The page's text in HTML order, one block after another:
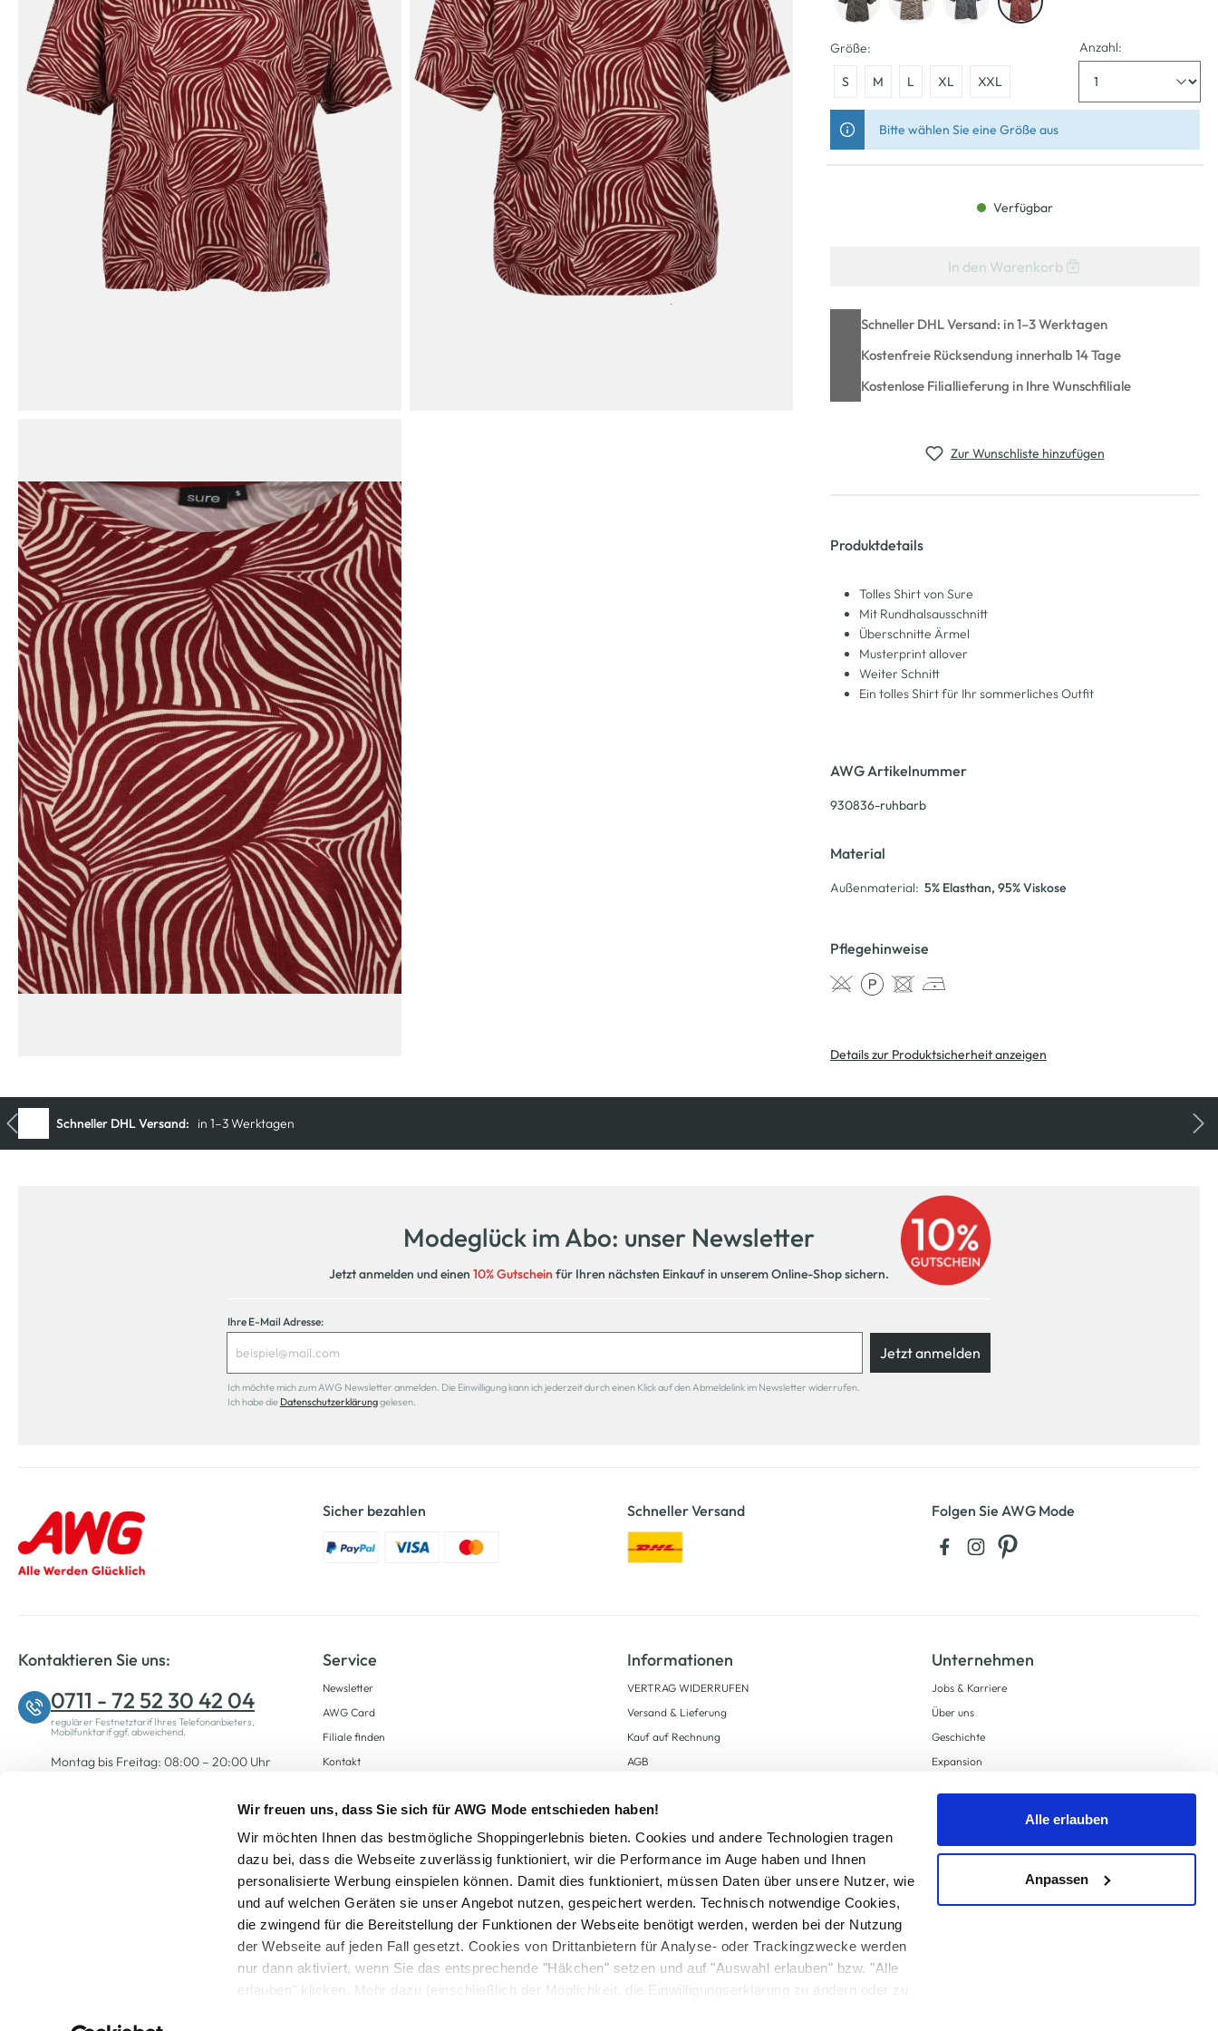
Wir freuen uns, dass Sie sich für AWG Mode entschieden haben!
Wir möchten Ihnen das bestmögliche Shoppingerlebnis bieten. Cookies und andere Technologien tragen
dazu bei, dass die Webseite zuverlässig funktioniert, wir die Performance im Auge haben und Ihnen
personalisierte Werbung einspielen können. Damit dies funktioniert, müssen Daten über unsere Nutzer, wie
und auf welchen Geräten sie unser Angebot nutzen, gespeichert werden. Technisch notwendige Cookies,
die zwingend für die Bereitstellung der Funktionen der Webseite benötigt werden, werden bei der Nutzung
der Webseite auf jeden Fall gesetzt. Cookies von Drittanbietern für Analyse- oder Trackingzwecke werden
nur dann aktiviert, wenn Sie das entsprechende "Häkchen" setzen und auf "Auswahl erlauben" bzw. "Alle
erlauben" klicken. Mehr dazu (einschließlich der Möglichkeit, die Einwilligungserklärung zu ändern oder zu
Alle erlauben
Anpassen
Größe:
S M L XL XXL
Anzahl:
Bitte wählen Sie eine Größe aus
Verfügbar
In den Warenkorb
Schneller DHL Versand: in 1–3 Werktagen
Kostenfreie Rücksendung innerhalb 14 Tage
Kostenlose Filiallieferung in Ihre Wunschfiliale
Zur Wunschliste hinzufügen
Produktdetails
Tolles Shirt von Sure
Mit Rundhalsausschnitt
Überschnitte Ärmel
Musterprint allover
Weiter Schnitt
Ein tolles Shirt für Ihr sommerliches Outfit
AWG Artikelnummer
930836-ruhbarb
Material
Außenmaterial: 5% Elasthan, 95% Viskose
Pflegehinweise
Details zur Produktsicherheit anzeigen
Modeglück im Abo: unser Newsletter
Jetzt anmelden und einen 10% Gutschein für Ihren nächsten Einkauf in unserem Online-Shop sichern.
Ihre E-Mail Adresse:
Jetzt anmelden
Ich möchte mich zum AWG Newsletter anmelden. Die Einwilligung kann ich jederzeit durch einen Klick auf den Abmeldelink im Newsletter widerrufen.
Ich habe die Datenschutzerklärunggelesen.
Sicher bezahlen Schneller Versand Folgen Sie AWG Mode
Kontaktieren Sie uns:
0711 - 72 52 30 42 04
regulärer Festnetztarif Ihres Telefonanbieters,
Mobilfunktarif ggf. abweichend.
Montag bis Freitag: 08:00 – 20:00 Uhr
Service
Newsletter
AWG Card
Filiale finden
Kontakt
Informationen
VERTRAG WIDERRUFEN
Versand & Lieferung
Kauf auf Rechnung
AGB
Zahlungsarten
Datenschutz
AWG CARD Teilnahmebedingungen
Unternehmen
Jobs & Karriere
Über uns
Geschichte
Expansion
Barrierefreiheit
Alle Preise inkl. gesetzl. Mehrwertsteuer zzgl.